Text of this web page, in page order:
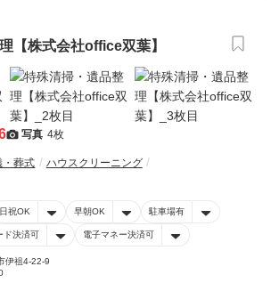
【株式会社office双葉】
写真 4枚
・葬式
ハウスクリーニング
日祝OK 早朝OK 駐車場有
ド決済可 電子マネー決済可
伊祖4-22-9